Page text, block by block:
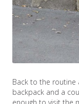
Back to the routine
backpack and a